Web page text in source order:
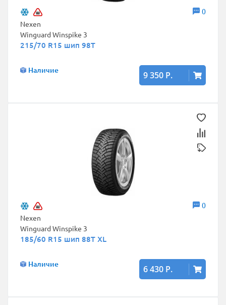
0
Nexen
Winguard Winspike 3
215/70 R15 шип 98T
Наличие 9 350 Р.
0
Nexen
Winguard Winspike 3
185/60 R15 шип 88T XL
Наличие 6 430 Р.